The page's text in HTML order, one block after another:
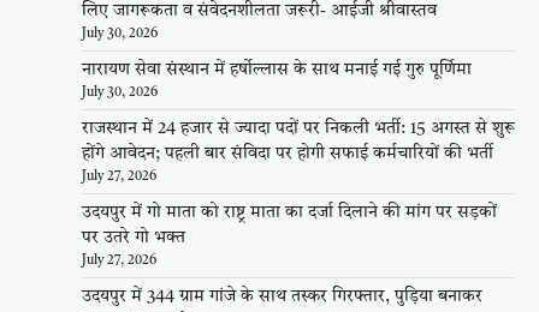
लिए जागरूकता व संवेदनशीलता जरूरी- आईजी श्रीवास्तव
July 30, 2026
नारायण सेवा संस्थान में हर्षोल्लास के साथ मनाई गई गुरु पूर्णिमा
July 30, 2026
राजस्थान में 24 हजार से ज्यादा पदों पर निकली भर्ती: 15 अगस्त से शुरू
होंगे आवेदन; पहली बार संविदा पर होगी सफाई कर्मचारियों की भर्ती
July 27, 2026
उदयपुर में गो माता को राष्ट्र माता का दर्जा दिलाने की मांग पर सड़कों
पर उतरे गो भक्त
July 27, 2026
उदयपुर में 344 ग्राम गांजे के साथ तस्कर गिरफ्तार, पुड़िया बनाकर